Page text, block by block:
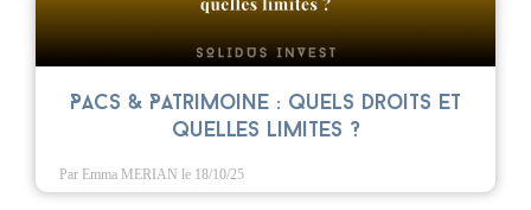
PACS & Patrimoine : quels droits et
quelles limites ?
Par Emma MERIAN le 18/10/25